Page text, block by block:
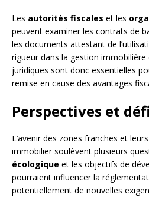
Les autorités fiscales et les
peuvent examiner les contrats de
les documents attestant de
rigueur dans la gestion
juridiques sont donc essentielles
remise en cause des avantages
Perspectives et
L’avenir des zones franches et
immobilier soulèvent plusieurs
écologique et les objectifs de
pourraient influencer la
potentiellement de nouvelles